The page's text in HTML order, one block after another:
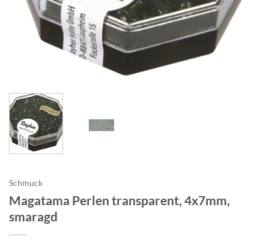
Schmuck
Magatama Perlen transparent, 4x7mm,
smaragd